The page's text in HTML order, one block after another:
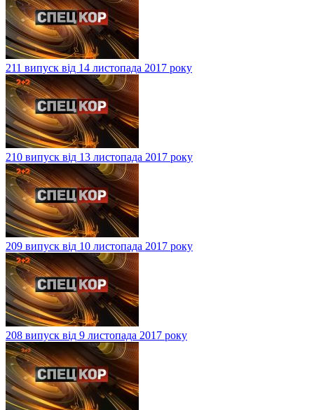
211 випуск від 14 листопада 2017 року
210 випуск від 13 листопада 2017 року
209 випуск від 10 листопада 2017 року
208 випуск від 9 листопада 2017 року